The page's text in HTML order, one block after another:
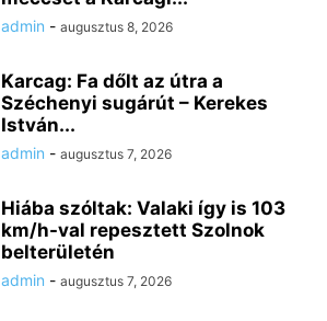
admin - augusztus 8, 2026
Karcag: Fa dőlt az útra a
Széchenyi sugárút – Kerekes
István...
admin - augusztus 7, 2026
Hiába szóltak: Valaki így is 103
km/h-val repesztett Szolnok
belterületén
admin - augusztus 7, 2026